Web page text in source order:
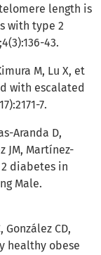
length is
with type 2
43.
M, Lu X, et
with escalated
7.
Aranda D,
JM, Martínez-
diabetes in
Male.
González CD,
healthy obese